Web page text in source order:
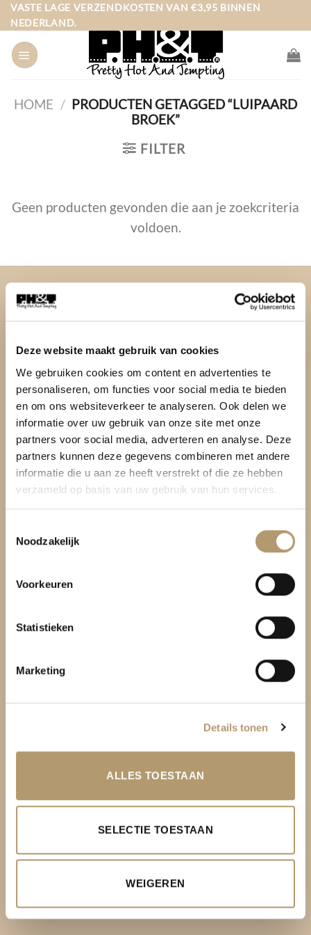
Deze website maakt gebruik van cookies
We gebruiken cookies om content en advertenties te
personaliseren, om functies voor social media te bieden
en om ons websiteverkeer te analyseren. Ook delen we
informatie over uw gebruik van onze site met onze
partners voor social media, adverteren en analyse. Deze
partners kunnen deze gegevens combineren met andere
informatie die u aan ze heeft verstrekt of die ze hebben
verzameld op basis van uw gebruik van hun services.
Noodzakelijk
Voorkeuren
Statistieken
Marketing
Details tonen
ALLES TOESTAAN
SELECTIE TOESTAAN
WEIGEREN
Ga
naar
inhoud
VASTE LAGE VERZENDKOSTEN VAN €3,95 BINNEN
NEDERLAND.
HOME / PRODUCTEN GETAGGED “LUIPAARD
BROEK”
FILTER
Geen producten gevonden die aan je zoekcriteria
voldoen.
OVER PH&T
Be Bag
Kromme Spieringweg 205
2141 BP Vijfhuizen
BTW. NL002080714B79
KvK. 81445040
T:06-22288833
Garantie
Privacy Policy
Algemene voorwaarden
Mijn Account